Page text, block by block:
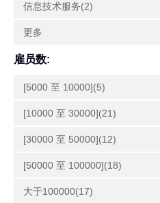
信息技术服务(2)
更多
雇员数:
[5000 至 10000](5)
[10000 至 30000](21)
[30000 至 50000](12)
[50000 至 100000](18)
大于100000(17)